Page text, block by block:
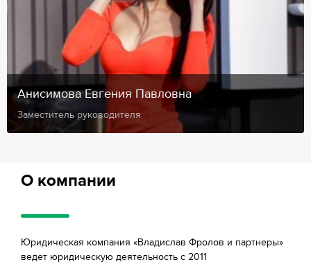
Анисимова Евгения Павловна
Заместитель руководителя
О компании
Юридическая компания «Владислав Фролов и партнеры»
ведет юридическую деятельность с 2011